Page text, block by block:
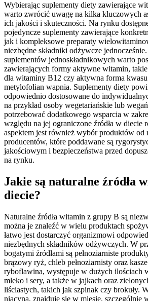
Wybierając suplementy diety zawierające
warto zwrócić uwagę na kilka kluczowych
ich jakości i skuteczności. Na rynku
pojedyncze suplementy zawierające
jak i kompleksowe preparaty
niezbędne składniki odżywcze
suplementów jednoskładnikowych warto
zawierających formy aktywne witamin,
dla witaminy B12 czy aktywna forma
metylofolian wapnia. Suplementy diety
odpowiednio dostosowane do
na przykład osoby wegetariańskie lub
potrzebować dodatkowego wsparcia w
względu na jej ograniczone źródła w diecie
aspektem jest również wybór produktów od
producentów, które poddawane są
jakościowym i bezpieczeństwa przed
na rynku.
Jakie są naturalne źródła
diecie?
Naturalne źródła witamin z grupy B są
można je znaleźć w wielu produktach
łatwo jest dostarczyć organizmowi
niezbędnych składników odżywczych. W
bogatymi źródłami są pełnoziarniste
brązowy ryż, chleb pełnoziarnisty oraz
ryboflawina, występuje w dużych ilościach
mleko i sery, a także w jajkach oraz
liściastych, takich jak szpinak czy brokuły.
niacyna, znajduje się w mięsie, szczególnie